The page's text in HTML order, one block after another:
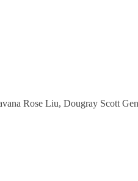
Rose Liu, Dougray Scott